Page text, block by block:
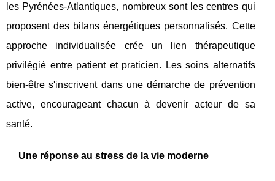
les Pyrénées-Atlantiques, nombreux sont les centres qui
proposent des bilans énergétiques personnalisés. Cette
approche individualisée crée un lien thérapeutique
privilégié entre patient et praticien. Les soins alternatifs
bien-être s'inscrivent dans une démarche de prévention
active, encourageant chacun à devenir acteur de sa
santé.
Une réponse au stress de la vie moderne